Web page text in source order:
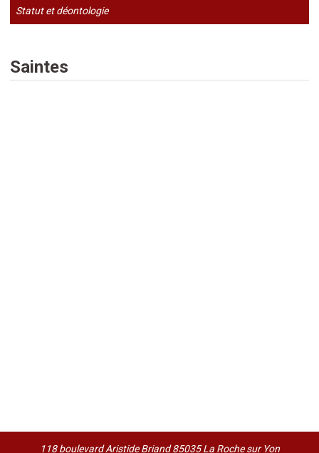
Statut et déontologie
Saintes
118 boulevard Aristide Briand 85035 La Roche sur Yon